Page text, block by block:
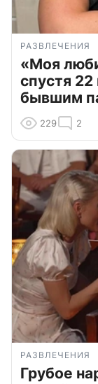
РАЗВЛЕЧЕНИЯ
«Моя
спустя 22
бывшим
229 2
РАЗВЛЕЧЕНИЯ
Грубое